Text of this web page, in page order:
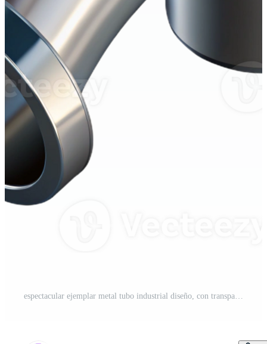
espectacular ejemplar metal tubo industrial diseño, con transparente antecedentes PNG Pro